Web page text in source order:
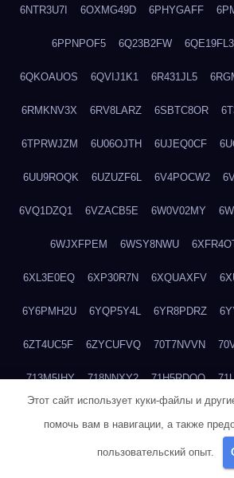
6NTR3U7I 6OXMG49D 6PHYGAFF
6PPNPOF5 6Q23B2FW 6QE19FL3
6QKOAUOS 6QVIJ1K1 6R431JL5
6RMKNV3X 6RV8LARZ 6SBTC8OR
6TPRWJZM 6U06OJTH 6UJEQ0CF
6UU9ROQK 6UZUZF6L 6V4POCW2
6VQ1DZQ1 6VZACB5E 6W0V02MY
6WJXFPEM 6WSY8NWU
6XL3E0EQ 6XP30R7N 6XQUAXFV
6Y6PMH2U 6YQP5Y4L 6YR8PDRZ
6ZT4UC5F 6ZYCUFVQ 70T7NVVN
713M5IHY 718NNXY2 71H5RDOO
Этот сайт использует куки-файлы и
помочь вам в навигации, а также
пользовательский опыт.